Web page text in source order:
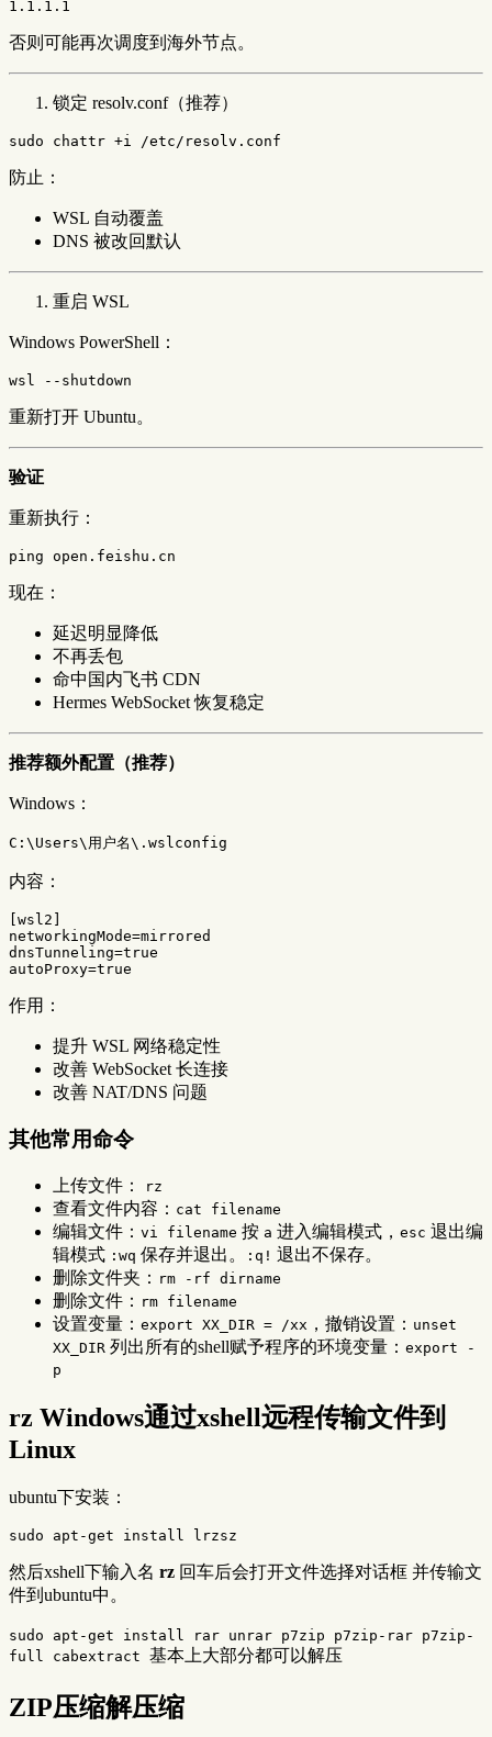
否则可能再次调度到海外节点。
锁定 resolv.conf（推荐）
sudo
防止：
WSL 自动覆盖
DNS 被改回默认
重启 WSL
Windows PowerShell：
wsl --shutdown
重新打开 Ubuntu。
验证
重新执行：
现在：
延迟明显降低
不再丢包
命中国内飞书 CDN
Hermes WebSocket 恢复稳定
推荐额外配置（推荐）
Windows：
内容：
[wsl2]
networkingMode=mirrored
dnsTunneling=true
autoProxy=true
作用：
提升 WSL 网络稳定性
改善 WebSocket 长连接
改善 NAT/DNS 问题
其他常用命令
上传文件： rz
查看文件内容： cat filename
编辑文件： vi filename 按 a 进入编辑模式， esc 退出编
辑模式 :wq 保存并退出。 :q! 退出不保存。
删除文件夹： rm -rf dirname
删除文件： rm filename
设置变量： export XX_DIR = /xx ，撤销设置： unset
XX_DIR 列出所有的shell赋予程序的环境变量： export -
p
rz Windows通过xshell远程传输文件到
Linux
ubuntu下安装：
sudo apt-get install
然后xshell下输入名 rz 回车后会打开文件选择对话框 并传输文
件到ubuntu中。
sudo apt-get install rar unrar p7zip p7zip-rar p7zip-
full cabextract 基本上大部分都可以解压
ZIP压缩解压缩